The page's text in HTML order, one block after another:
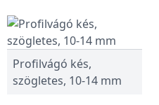
Profilvágó kés,
szögletes, 10-14 mm